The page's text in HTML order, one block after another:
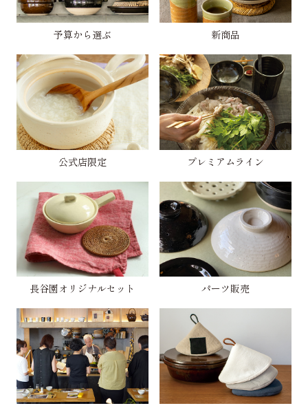
予算から選ぶ 新商品
公式店限定 プレミアムライン
長谷園オリジナルセット パーツ販売